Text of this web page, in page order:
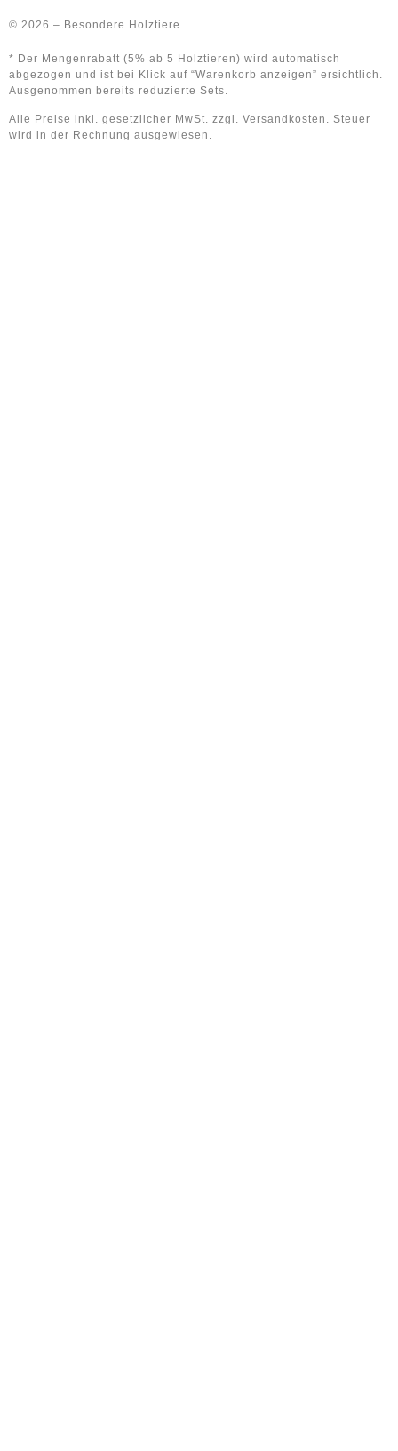
© 2026 – Besondere Holztiere
* Der Mengenrabatt (5% ab 5 Holztieren) wird automatisch
abgezogen und ist bei Klick auf “Warenkorb anzeigen” ersichtlich.
Ausgenommen bereits reduzierte Sets.
Alle Preise inkl. gesetzlicher MwSt. zzgl. Versandkosten. Steuer
wird in der Rechnung ausgewiesen.